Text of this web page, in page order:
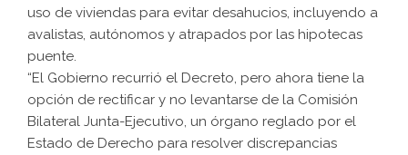
uso de viviendas para evitar desahucios, incluyendo a
avalistas, autónomos y atrapados por las hipotecas
puente.
“El Gobierno recurrió el Decreto, pero ahora tiene la
opción de rectificar y no levantarse de la Comisión
Bilateral Junta-Ejecutivo, un órgano reglado por el
Estado de Derecho para resolver discrepancias